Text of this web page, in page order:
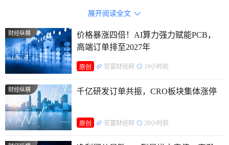
展开阅读全文 
财经纵横
价格暴涨四倍！AI算力强力赋能PCB，
高端订单排至2027年
原创 览富财经网 19小时前
财经纵横 千亿研发订单共振，CRO板块集体涨停
原创 览富财经网 20小时前